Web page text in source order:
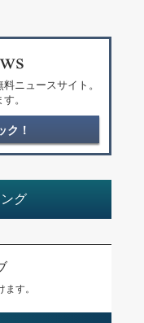
ニュースサイト。
。
ク！
グ
す。